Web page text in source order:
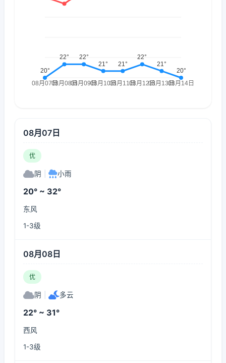
08月07日
优
阴 小雨
20° ~ 32°
东风
1-3级
08月08日
优
阴 多云
22° ~ 31°
西风
1-3级